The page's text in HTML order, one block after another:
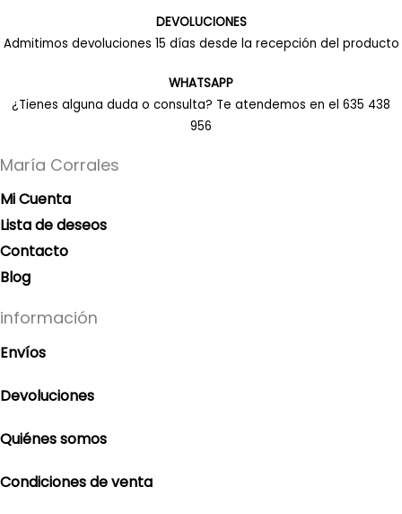
DEVOLUCIONES
Admitimos devoluciones 15 días desde la recepción del producto
WHATSAPP
¿Tienes alguna duda o consulta? Te atendemos en el 635 438
956
María Corrales
Mi Cuenta
Lista de deseos
Contacto
Blog
información
Envíos
Devoluciones
Quiénes somos
Condiciones de venta